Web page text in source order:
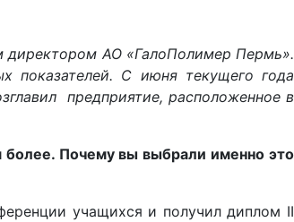
директором АО «ГалоПолимер Пермь».
показателей. С июня текущего года
предприятие, расположенное в
более. Почему вы выбрали именно это
учащихся и получил диплом II